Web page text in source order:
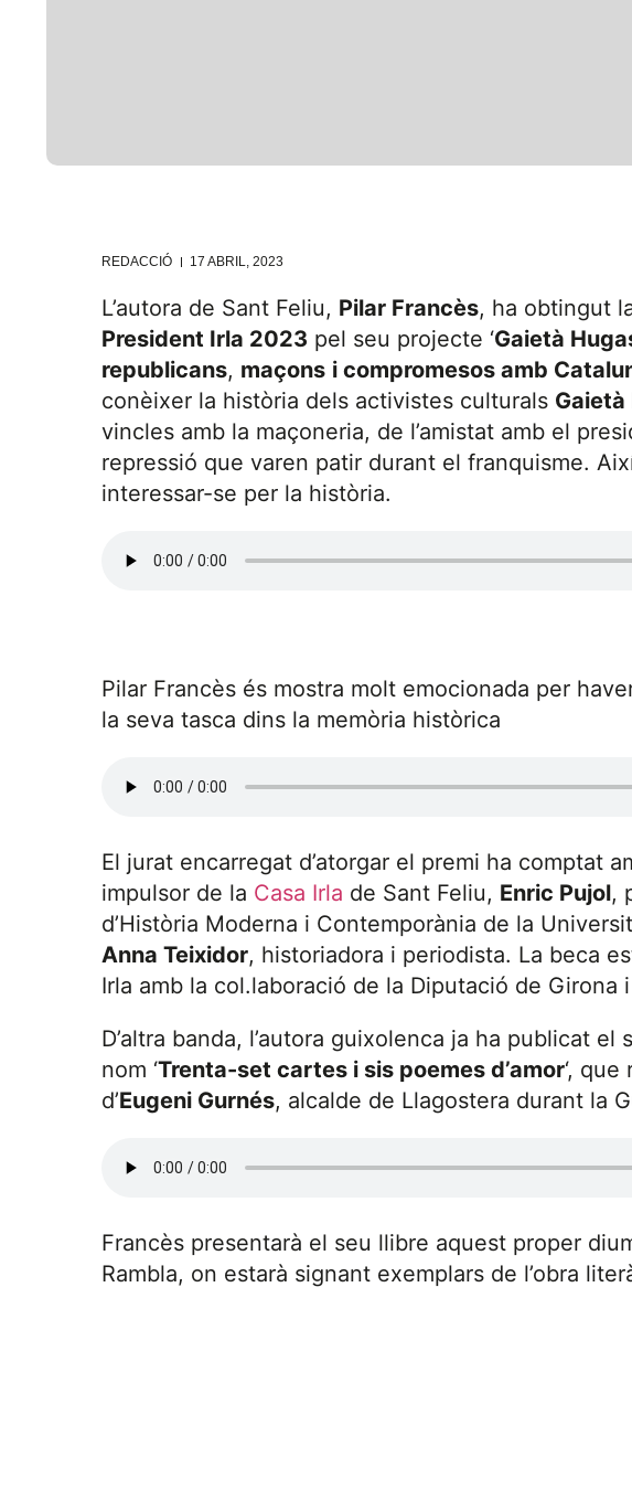
REDACCIÓ 17 ABRIL, 2023
L’autora de Sant Feliu, Pilar Francès, ha obtingut
President Irla 2023 pel seu projecte ‘Gaietà
republicans, maçons i compromesos amb
conèixer la història dels activistes culturals Gaietà
vincles amb la maçoneria, de l’amistat amb el
repressió que varen patir durant el franquisme.
interessar-se per la història.
Pilar Francès és mostra molt emocionada per
la seva tasca dins la memòria històrica
El jurat encarregat d’atorgar el premi ha comptat
impulsor de la Casa Irla de Sant Feliu, Enric Pujol,
d’Història Moderna i Contemporània de la
Anna Teixidor, historiadora i periodista. La beca
Irla amb la col.laboració de la Diputació de Girona
D’altra banda, l’autora guixolenca ja ha publicat
nom ‘Trenta-set cartes i sis poemes d’amor‘,
d’Eugeni Gurnés, alcalde de Llagostera durant la
Francès presentarà el seu llibre aquest proper
Rambla, on estarà signant exemplars de l’obra